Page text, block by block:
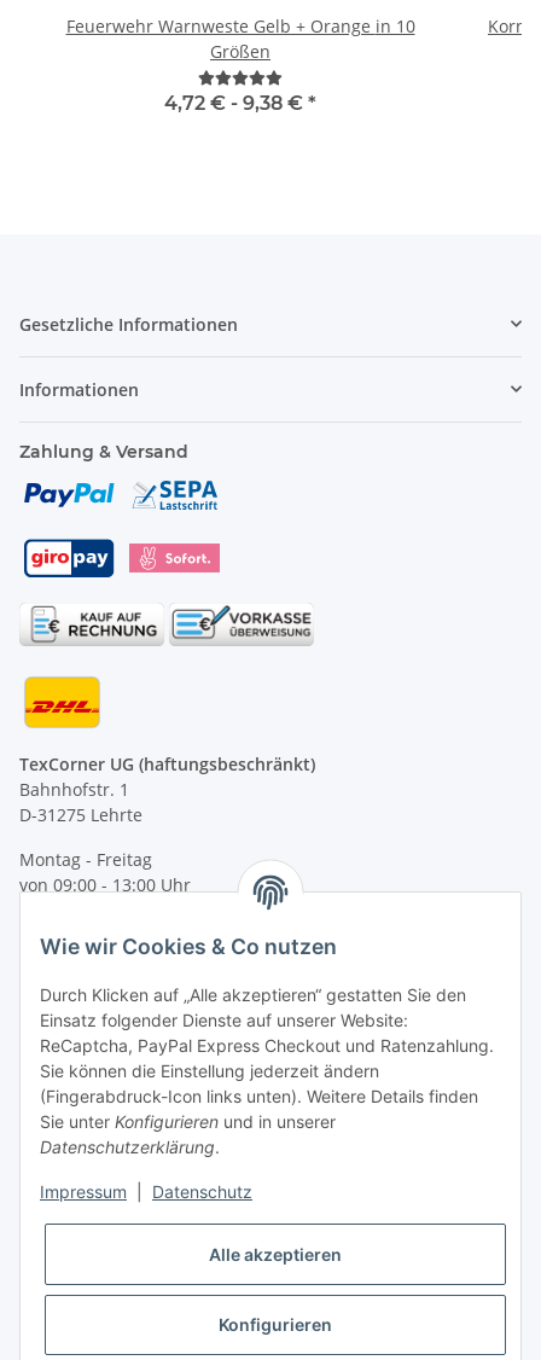
Feuerwehr Warnweste Gelb + Orange in 10
Größen
4,72 € - 9,38 € *
Gesetzliche Informationen
Informationen
Zahlung & Versand
TexCorner UG (haftungsbeschränkt)
Bahnhofstr. 1
D-31275 Lehrte
Montag - Freitag
von 09:00 - 13:00 Uhr
Tel: +49 (0) 5132 8230689
E-Mail:mail@texcorner.de
Vertrag widerrufen
Wie wir Cookies & Co nutzen
Durch Klicken auf „Alle akzeptieren“ gestatten Sie den
Einsatz folgender Dienste auf unserer Website:
ReCaptcha, PayPal Express Checkout und Ratenzahlung.
Sie können die Einstellung jederzeit ändern
(Fingerabdruck-Icon links unten). Weitere Details finden
Sie unter Konfigurieren und in unserer
Datenschutzerklärung.
Impressum Datenschutz
Alle akzeptieren
Konfigurieren